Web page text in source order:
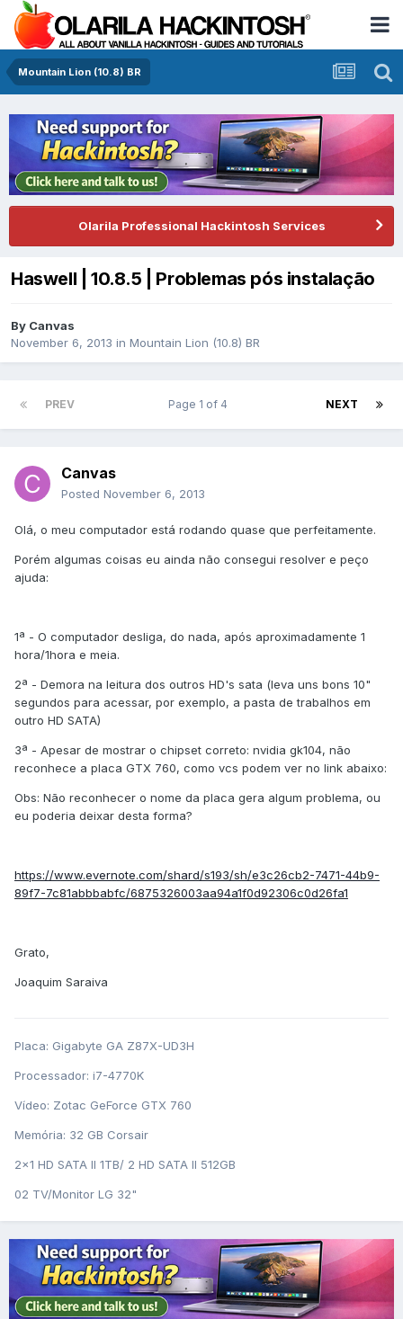
Mountain Lion (10.8) BR
Olarila Professional Hackintosh Services
Haswell | 10.8.5 | Problemas pós instalação
By Canvas
November 6, 2013 in Mountain Lion (10.8) BR
PREV NEXT
Page 1 of 4
Canvas
Posted November 6, 2013
Olá, o meu computador está rodando quase que perfeitamente.
Porém algumas coisas eu ainda não consegui resolver e peço
ajuda:
1ª - O computador desliga, do nada, após aproximadamente 1
hora/1hora e meia.
2ª - Demora na leitura dos outros HD's sata (leva uns bons 10"
segundos para acessar, por exemplo, a pasta de trabalhos em
outro HD SATA)
3ª - Apesar de mostrar o chipset correto: nvidia gk104, não
reconhece a placa GTX 760, como vcs podem ver no link abaixo:
Obs: Não reconhecer o nome da placa gera algum problema, ou
eu poderia deixar desta forma?
https://www.evernote.com/shard/s193/sh/e3c26cb2-7471-44b9-
89f7-7c81abbbabfc/6875326003aa94a1f0d92306c0d26fa1
Grato,
Joaquim Saraiva
Placa: Gigabyte GA Z87X-UD3H
Processador: i7-4770K
Vídeo: Zotac GeForce GTX 760
Memória: 32 GB Corsair
2x1 HD SATA II 1TB/ 2 HD SATA II 512GB
02 TV/Monitor LG 32"